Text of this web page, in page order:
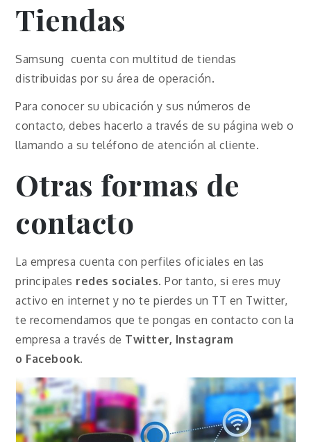
Tiendas
Samsung cuenta con multitud de tiendas
distribuidas por su área de operación.
Para conocer su ubicación y sus números de
contacto, debes hacerlo a través de su página web o
llamando a su teléfono de atención al cliente.
Otras formas de
contacto
La empresa cuenta con perfiles oficiales en las
principales redes sociales. Por tanto, si eres muy
activo en internet y no te pierdes un TT en Twitter,
te recomendamos que te pongas en contacto con la
empresa a través de Twitter, Instagram
o Facebook.